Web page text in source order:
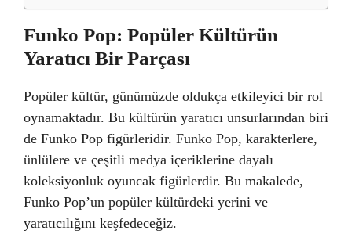
Funko Pop: Popüler Kültürün
Yaratıcı Bir Parçası
Popüler kültür, günümüzde oldukça etkileyici bir rol
oynamaktadır. Bu kültürün yaratıcı unsurlarından biri
de Funko Pop figürleridir. Funko Pop, karakterlere,
ünlülere ve çeşitli medya içeriklerine dayalı
koleksiyonluk oyuncak figürlerdir. Bu makalede,
Funko Pop’un popüler kültürdeki yerini ve
yaratıcılığını keşfedeceğiz.